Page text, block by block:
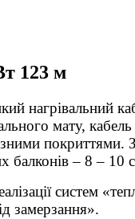
123 м
нагрівальний
мату,
покриттями.
балконів – 8 – 10
систем
замерзання».